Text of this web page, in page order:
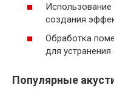
создания
Обработка
для
Популярные